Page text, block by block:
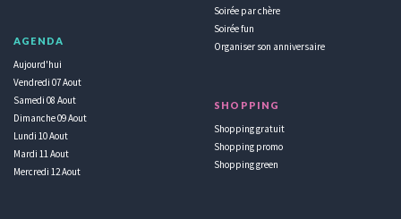
AGENDA
Aujourd'hui
Vendredi 07 Aout
Samedi 08 Aout
Dimanche 09 Aout
Lundi 10 Aout
Mardi 11 Aout
Mercredi 12 Aout
Soirée par chère
Soirée fun
Organiser son anniversaire
SHOPPING
Shopping gratuit
Shopping promo
Shopping green